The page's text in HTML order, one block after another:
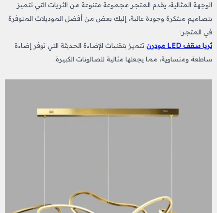
الوجهة المثالية، يقدم المتجر مجموعة متنوعة من الثريات التي تتميز
بتصاميم مبتكرة وجودة عالية، إليك بعض من أفضل الموديلات المتوفرة
في المتجر:
ثريا سقف LED مودرن
تتميز بتقنيات الإضاءة الحديثة التي توفر إضاءة
ساطعة ومتساوية، مما يجعلها مثالية للصالونات الكبيرة.